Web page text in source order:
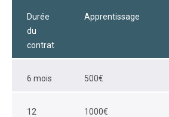
Durée
du
contrat
Apprentissage
6 mois 500€
12
1000€